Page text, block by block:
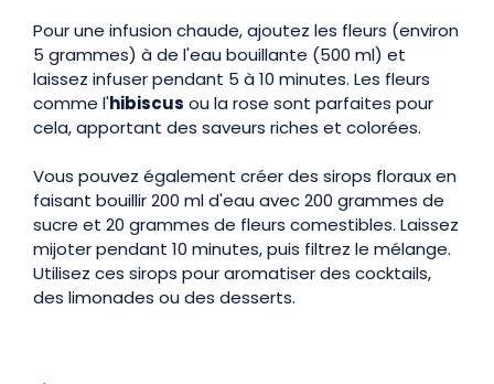
Pour une infusion chaude, ajoutez les fleurs (environ
5 grammes) à de l'eau bouillante (500 ml) et
laissez infuser pendant 5 à 10 minutes. Les fleurs
comme l'hibiscus ou la rose sont parfaites pour
cela, apportant des saveurs riches et colorées.
Vous pouvez également créer des sirops floraux en
faisant bouillir 200 ml d'eau avec 200 grammes de
sucre et 20 grammes de fleurs comestibles. Laissez
mijoter pendant 10 minutes, puis filtrez le mélange.
Utilisez ces sirops pour aromatiser des cocktails,
des limonades ou des desserts.